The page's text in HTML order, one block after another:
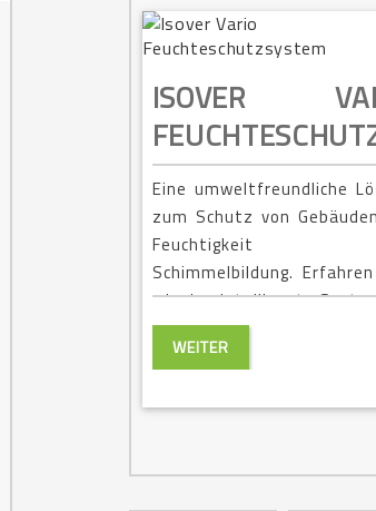
ISOVER
Eine umweltfreundliche
zum Schutz von
Feuchtigkeit
Schimmelbildung.
wie das intelligente
ein gesundes Wohnklima
WEITER